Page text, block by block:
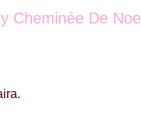
Cheminée De Noel